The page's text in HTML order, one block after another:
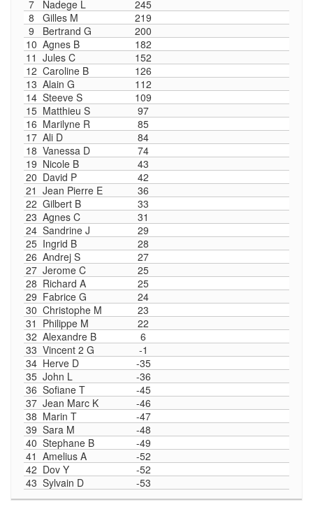
7 Nadege L
245
8
Gilles M
219
9
Bertrand G
200
10 Agnes B
182
11 Jules C
152
12 Caroline B
126
13 Alain G
112
14 Steeve S
109
15 Matthieu S
97
16 Marilyne R
85
17 Ali D
84
18 Vanessa D
74
19 Nicole B
43
20 David P
42
21 Jean Pierre E
36
22 Gilbert B
33
23 Agnes C
31
24 Sandrine J
29
25 Ingrid B
28
26 Andrej S
27
27 Jerome C
25
28 Richard A
25
29 Fabrice G
24
30 Christophe M
23
31 Philippe M
22
32 Alexandre B
6
33 Vincent 2 G
-1
34 Herve D
-35
35 John L
-36
36 Sofiane T
-45
37 Jean Marc K
-46
38 Marin T
-47
39 Sara M
-48
40 Stephane B
-49
41 Amelius A
-52
42 Dov Y
-52
43 Sylvain D -53